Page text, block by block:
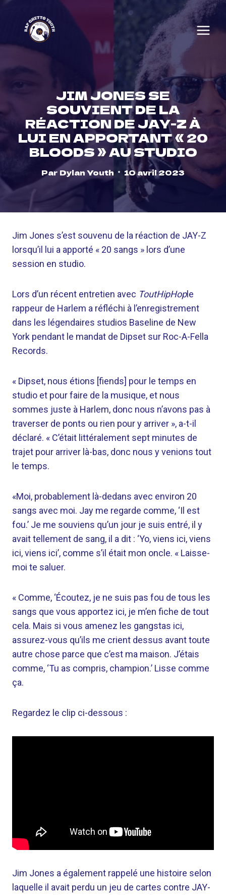
content
JIM JONES SE
SOUVIENT DE LA
RÉACTION DE JAY-Z À
LUI EN APPORTANT « 20
BLOODS » AU STUDIO
Par Dylan Youth 10 avril 2023
Jim Jones s’est souvenu de la réaction de JAY-Z
lorsqu’il lui a apporté « 20 sangs » lors d’une
session en studio.
Lors d’un récent entretien avec ToutHipHople
rappeur de Harlem a réfléchi à l’enregistrement
dans les légendaires studios Baseline de New
York pendant le mandat de Dipset sur Roc-A-Fella
Records.
« Dipset, nous étions [fiends] pour le temps en
studio et pour faire de la musique, et nous
sommes juste à Harlem, donc nous n’avons pas à
traverser de ponts ou rien pour y arriver », a-t-il
déclaré. « C’était littéralement sept minutes de
trajet pour arriver là-bas, donc nous y venions tout
le temps.
«Moi, probablement là-dedans avec environ 20
sangs avec moi. Jay me regarde comme, ‘Il est
fou.’ Je me souviens qu’un jour je suis entré, il y
avait tellement de sang, il a dit : ‘Yo, viens ici, viens
ici, viens ici’, comme s’il était mon oncle. « Laisse-
moi te saluer.
« Comme, ‘Écoutez, je ne suis pas fou de tous les
sangs que vous apportez ici, je m’en fiche de tout
cela. Mais si vous amenez les gangstas ici,
assurez-vous qu’ils me crient dessus avant toute
autre chose parce que c’est ma maison. J’étais
comme, ‘Tu as compris, champion.’ Lisse comme
ça.
Regardez le clip ci-dessous :
Jim Jones a également rappelé une histoire selon
laquelle il avait perdu un jeu de cartes contre JAY-